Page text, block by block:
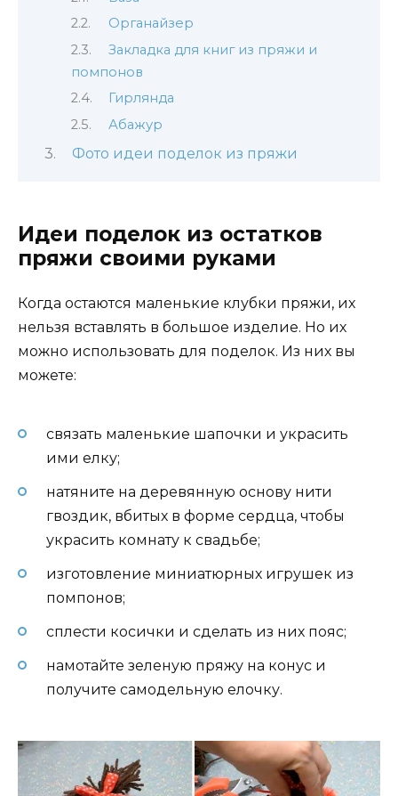
Органайзер
Закладка для книг из пряжи и
помпонов
Гирлянда
Абажур
Фото идеи поделок из пряжи
Идеи поделок из остатков
пряжи своими руками
Когда остаются маленькие клубки пряжи, их
нельзя вставлять в большое изделие. Но их
можно использовать для поделок. Из них вы
можете:
связать маленькие шапочки и украсить
ими елку;
натяните на деревянную основу нити
гвоздик, вбитых в форме сердца, чтобы
украсить комнату к свадьбе;
изготовление миниатюрных игрушек из
помпонов;
сплести косички и сделать из них пояс;
намотайте зеленую пряжу на конус и
получите самодельную елочку.